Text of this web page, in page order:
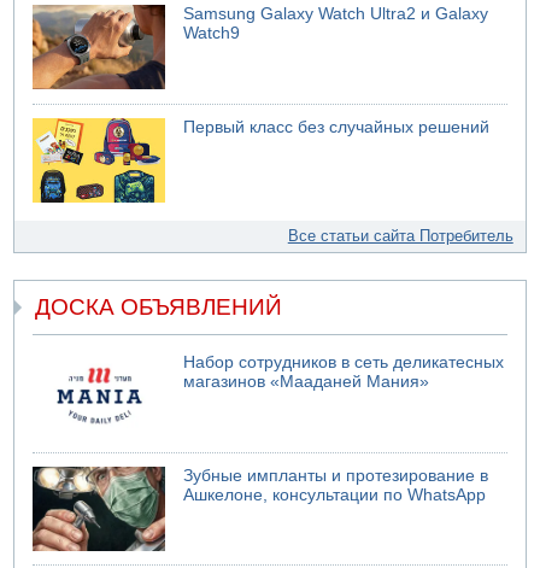
Samsung Galaxy Watch Ultra2 и Galaxy
Watch9
Первый класс без случайных решений
Все статьи сайта Потребитель
ДОСКА ОБЪЯВЛЕНИЙ
Набор сотрудников в сеть деликатесных
магазинов «Мааданей Мания»
Зубные импланты и протезирование в
Ашкелоне, консультации по WhatsApp